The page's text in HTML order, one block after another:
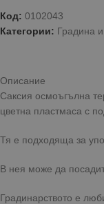
Код: 0102043
Категории: Градина
Описание
Саксия осмоъгълна
цветна пластмаса с
Тя е подходяща за
В нея може да
Градинарството е